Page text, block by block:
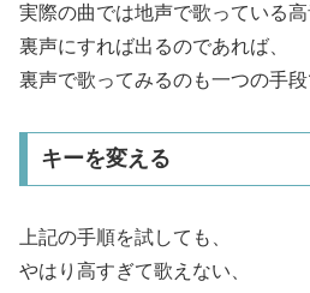
実際の曲では地声で歌っている高
裏声にすれば出るのであれば、
裏声で歌ってみるのも一つの手段
キーを変える
上記の手順を試しても、
やはり高すぎて歌えない、